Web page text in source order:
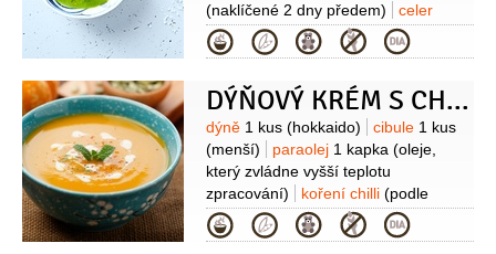
(naklíčené 2 dny předem)
celer
řapíkatý150 gramů sůl
smetana
(ovesná)
šťáva citronová
koření
Kategorie
DÝŇOVÝ KRÉM S CHILLI A SKOŘICÍ
Suroviny
dýně 1 kus (hokkaido) cibule 1 kus
(menší)
paraolej 1 kapka (oleje,
který zvládne vyšší teplotu
zpracování)
koření chilli (podle
chuti)
skořice2 lžičky
(mletá)
kokosové mléko
Kategorie